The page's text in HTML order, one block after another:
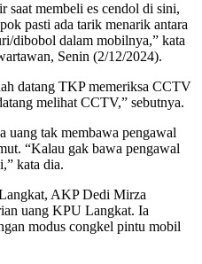
saat membeli es cendol di sini,
pasti ada tarik menarik antara
dibobol dalam mobilnya,” kata
Senin (2/12/2024).
datang TKP memeriksa CCTV
melihat CCTV,” sebutnya.
uang tak membawa pengawal
“Kalau gak bawa pengawal
kata dia.
AKP Dedi Mirza
uang KPU Langkat. Ia
modus congkel pintu mobil